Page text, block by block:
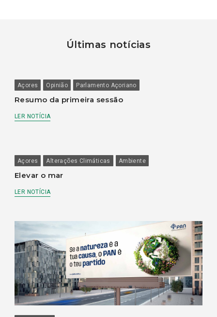
Últimas notícias
Açores Opinião Parlamento Açoriano
Resumo da primeira sessão
LER NOTÍCIA
Açores Alterações Climáticas Ambiente
Elevar o mar
LER NOTÍCIA